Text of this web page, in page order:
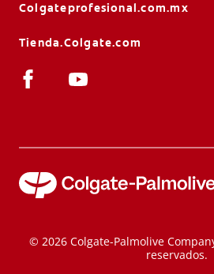
Colgateprofesional.com.mx
Tienda.Colgate.com
© 2026 Colgate-Palmolive
reservados.